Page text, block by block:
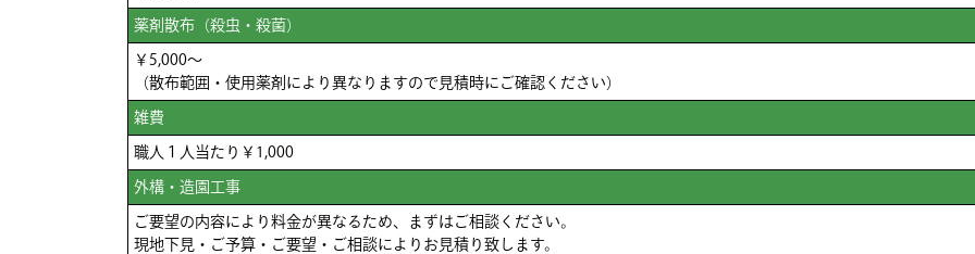
薬剤散布（殺虫・殺菌）
￥5,000～
（散布範囲・使用薬剤により異なりますので見積時にご確認ください）
雑費
職人１人当たり￥1,000
外構・造園工事
ご要望の内容により料金が異なるため、まずはご相談ください。
現地下見・ご予算・ご要望・ご相談によりお見積り致します。